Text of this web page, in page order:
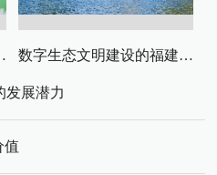
链升级 数字生态文明建设的福建路径与启示
发展潜力
值